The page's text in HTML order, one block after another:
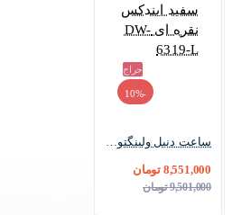
حراج
-10%
ساعت دنیل ولینگتون زنانه سرامیکی سفید ایندکس نقره ای DW-6319-L
8,551,000 تومان
9,501,000 تومان